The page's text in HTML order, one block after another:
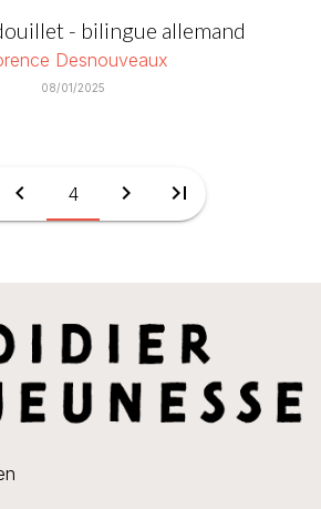
- bilingue allemand
Desnouveaux
08/01/2025
chevron_left 4 chevron_right last_page